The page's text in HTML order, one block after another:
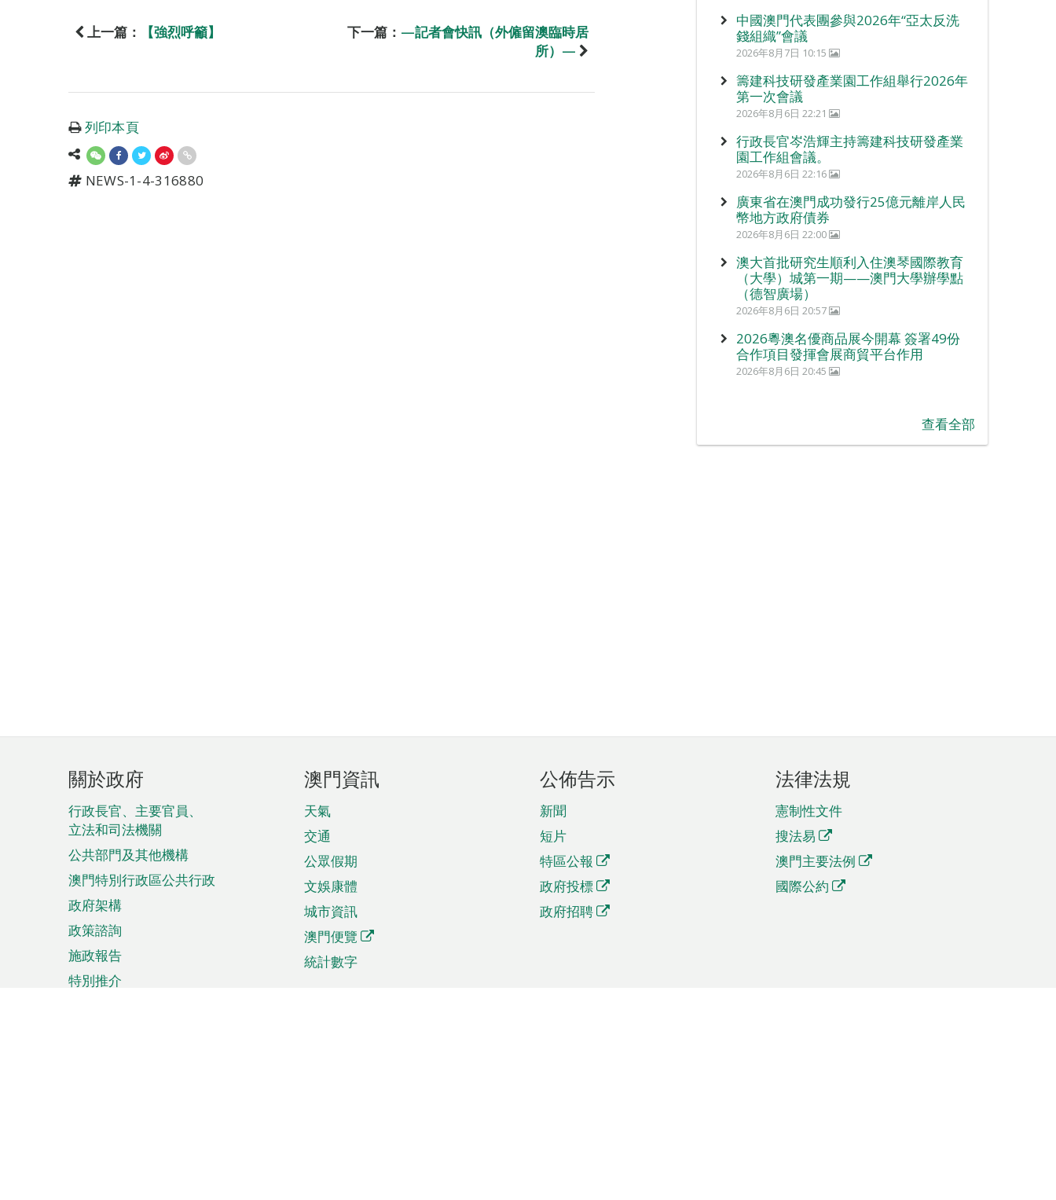
上一篇： 【強烈呼籲】 下一篇： —記者會快訊（外僱留澳臨時居
所）—
列印本頁
NEWS-1-4-316880
中國澳門代表團參與2026年“亞太反洗
錢組織”會議
2026年8月7日 10:15
籌建科技研發產業園工作組舉行2026年
第一次會議
2026年8月6日 22:21
行政長官岑浩輝主持籌建科技研發產業
園工作組會議。
2026年8月6日 22:16
廣東省在澳門成功發行25億元離岸人民
幣地方政府債券
2026年8月6日 22:00
澳大首批研究生順利入住澳琴國際教育
（大學）城第一期——澳門大學辦學點
（德智廣場）
2026年8月6日 20:57
2026粵澳名優商品展今開幕 簽署49份
合作項目發揮會展商貿平台作用
2026年8月6日 20:45
查看全部
頁
腳
菜
單
關於政府
行政長官、主要官員、
立法和司法機關
公共部門及其他機構
澳門特別行政區公共行政
政府架構
政策諮詢
施政報告
特別推介
澳門資訊
天氣
交通
公眾假期
文娛康體
城市資訊
澳門便覽
統計數字
公佈告示
新聞
短片
特區公報
政府投標
政府招聘
法律法規
憲制性文件
搜法易
澳門主要法例
國際公約